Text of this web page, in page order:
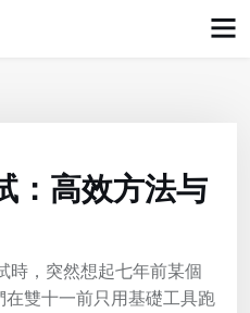
：高效方法与
時，突然想起七年前某個
雙十一前只用基礎工具跑